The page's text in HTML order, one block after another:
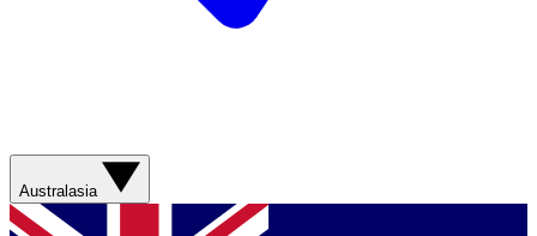
Australasia